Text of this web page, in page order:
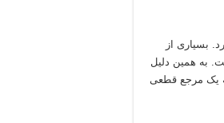
بسیاری از
به همین دلیل
یک مرجع قطعی